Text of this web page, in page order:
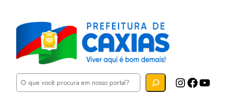
P
Instagram Facebook YouTube